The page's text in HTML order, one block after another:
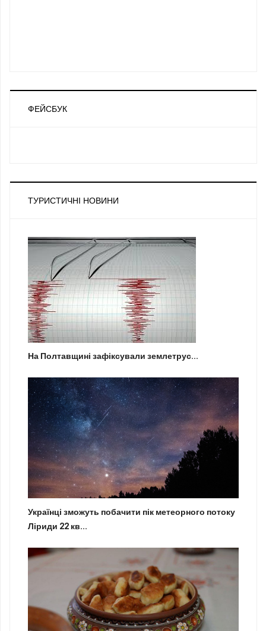
ФЕЙСБУК
ТУРИСТИЧНІ НОВИНИ
На Полтавщині зафіксували землетрус...
Українці зможуть побачити пік метеорного потоку
Ліриди 22 кв...